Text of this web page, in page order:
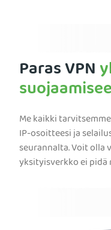
Paras VPN
Me kaikki
IP-osoitteesi ja
seurannalta. Voit olla
yksityisverkko ei